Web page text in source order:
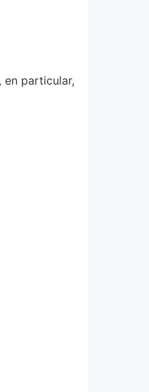
en particular,